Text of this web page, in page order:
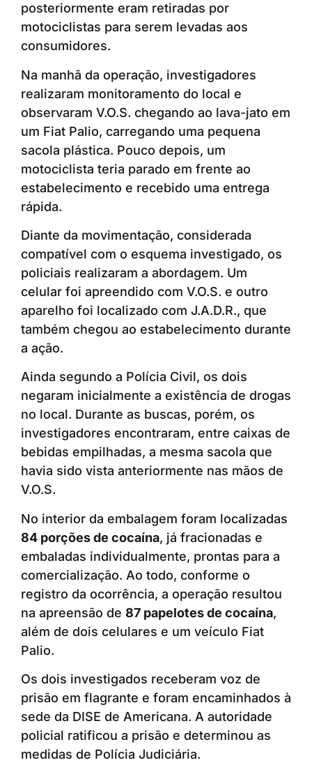
posteriormente eram retiradas por
motociclistas para serem levadas aos
consumidores.
Na manhã da operação, investigadores
realizaram monitoramento do local e
observaram V.O.S. chegando ao lava-jato em
um Fiat Palio, carregando uma pequena
sacola plástica. Pouco depois, um
motociclista teria parado em frente ao
estabelecimento e recebido uma entrega
rápida.
Diante da movimentação, considerada
compatível com o esquema investigado, os
policiais realizaram a abordagem. Um
celular foi apreendido com V.O.S. e outro
aparelho foi localizado com J.A.D.R., que
também chegou ao estabelecimento durante
a ação.
Ainda segundo a Polícia Civil, os dois
negaram inicialmente a existência de drogas
no local. Durante as buscas, porém, os
investigadores encontraram, entre caixas de
bebidas empilhadas, a mesma sacola que
havia sido vista anteriormente nas mãos de
V.O.S.
No interior da embalagem foram localizadas
84 porções de cocaína, já fracionadas e
embaladas individualmente, prontas para a
comercialização. Ao todo, conforme o
registro da ocorrência, a operação resultou
na apreensão de 87 papelotes de cocaína,
além de dois celulares e um veículo Fiat
Palio.
Os dois investigados receberam voz de
prisão em flagrante e foram encaminhados à
sede da DISE de Americana. A autoridade
policial ratificou a prisão e determinou as
medidas de Polícia Judiciária.